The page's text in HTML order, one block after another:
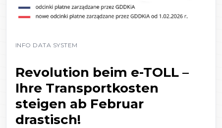
INFO DATA SYSTEM
Revolution beim e-TOLL –
Ihre Transportkosten
steigen ab Februar
drastisch!